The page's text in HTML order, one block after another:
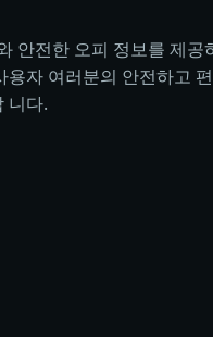
안전한 오피 정보를 제공
자 여러분의 안전하고 편
니다.